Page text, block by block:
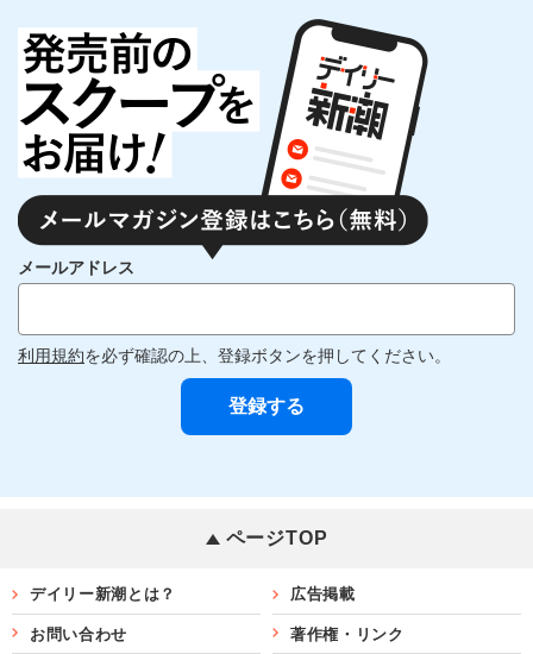
メールアドレス
利用規約を必ず確認の上、登録ボタンを押してください。
ページTOP
デイリー新潮とは？ 広告掲載
お問い合わせ 著作権・リンク